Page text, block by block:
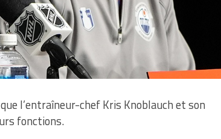
l’entraîneur-chef Kris Knoblauch et son
fonctions.